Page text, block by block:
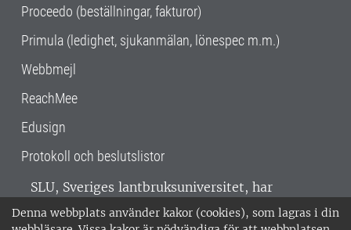
Denna webbplats använder kakor (cookies), som lagras i din
Proceedo (beställningar, fakturor)
Primula (ledighet, sjukanmälan, lönespec m.m.)
Webbmejl
ReachMee
Edusign
Protokoll och beslutslistor
SLU, Sveriges lantbruksuniversitet, har
verksamhet över hela Sverige. Huvudorter är
Alnarp, Uppsala och Umeå.SLU är